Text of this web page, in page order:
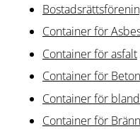
Container för
Container för asfalt
Container för
Container för
Container för